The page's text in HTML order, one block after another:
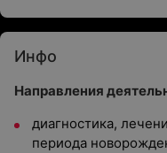
Инфо
Направления
диагностика,
периода